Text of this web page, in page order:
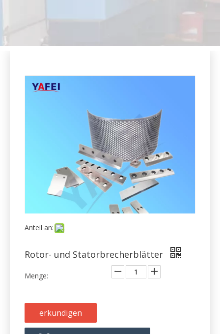
Anteil an:
Rotor- und Statorbrecherblätter
erkundigen
In den Einkaufswagen